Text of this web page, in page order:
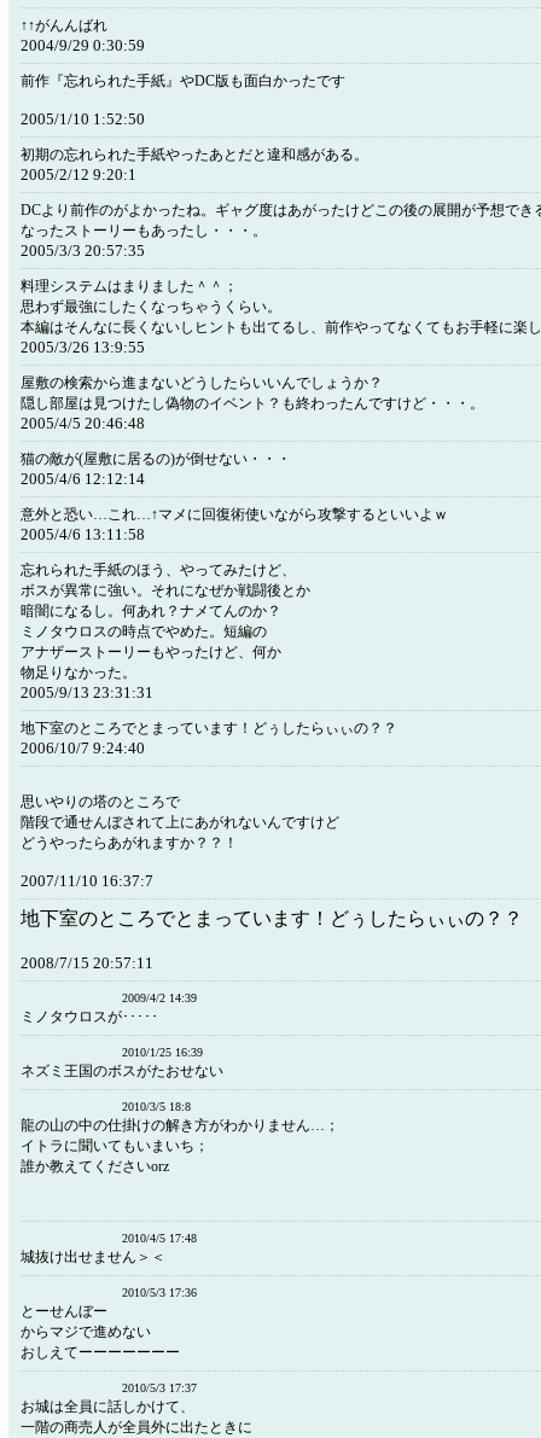
↑↑がんんばれ
2004/9/29 0:30:59
前作『忘れられた手紙』やDC版も面白かったです
2005/1/10 1:52:50
初期の忘れられた手紙やったあとだと違和感がある。
2005/2/12 9:20:1
DCより前作のがよかったね。ギャグ度はあがったけどこの後の展開が予想でき
なったストーリーもあったし・・・。
2005/3/3 20:57:35
料理システムはまりました＾＾；
思わず最強にしたくなっちゃうくらい。
本編はそんなに長くないしヒントも出てるし、前作やってなくてもお手軽に楽し
2005/3/26 13:9:55
屋敷の検索から進まないどうしたらいいんでしょうか？
隠し部屋は見つけたし偽物のイベント？も終わったんですけど・・・。
2005/4/5 20:46:48
猫の敵が(屋敷に居るの)が倒せない・・・
2005/4/6 12:12:14
意外と恐い…これ…↑マメに回復術使いながら攻撃するといいよｗ
2005/4/6 13:11:58
忘れられた手紙のほう、やってみたけど、
ボスが異常に強い。それになぜか戦闘後とか
暗闇になるし。何あれ？ナメてんのか？
ミノタウロスの時点でやめた。短編の
アナザーストーリーもやったけど、何か
物足りなかった。
2005/9/13 23:31:31
地下室のところでとまっています！どぅしたらぃぃの？？
2006/10/7 9:24:40
思いやりの塔のところで
階段で通せんぼされて上にあがれないんですけど
どうやったらあがれますか？？！
2007/11/10 16:37:7
地下室のところでとまっています！どぅしたらぃぃの？？
2008/7/15 20:57:11
2009/4/2 14:39
ミノタウロスが･････
2010/1/25 16:39
ネズミ王国のボスがたおせない
2010/3/5 18:8
龍の山の中の仕掛けの解き方がわかりません…；
イトラに聞いてもいまいち；
誰か教えてくださいorz
2010/4/5 17:48
城抜け出せません＞＜
2010/5/3 17:36
とーせんぼー
からマジで進めない
おしえてーーーーーーー
2010/5/3 17:37
お城は全員に話しかけて、
一階の商売人が全員外に出たときに